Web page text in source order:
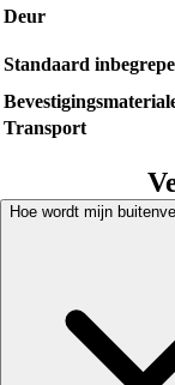
Deur
Standaard
Transport
Hoe wordt mijn